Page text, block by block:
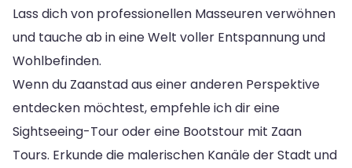
Lass dich von professionellen Masseuren verwöhnen
und tauche ab in eine Welt voller Entspannung und
Wohlbefinden.
Wenn du Zaanstad aus einer anderen Perspektive
entdecken möchtest, empfehle ich dir eine
Sightseeing-Tour oder eine Bootstour mit Zaan
Tours. Erkunde die malerischen Kanäle der Stadt und